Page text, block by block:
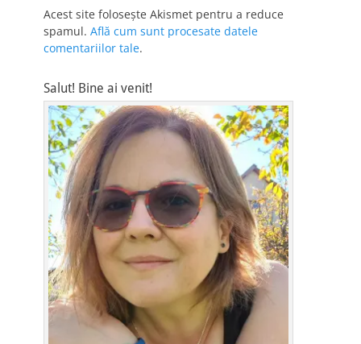
Acest site folosește Akismet pentru a reduce
spamul. Află cum sunt procesate datele
comentariilor tale.
Salut! Bine ai venit!